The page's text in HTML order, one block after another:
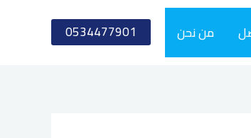
من نحن 0534477901